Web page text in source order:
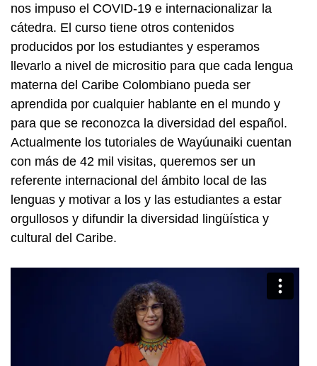
nos impuso el COVID-19 e internacionalizar la
cátedra. El curso tiene otros contenidos
producidos por los estudiantes y esperamos
llevarlo a nivel de micrositio para que cada lengua
materna del Caribe Colombiano pueda ser
aprendida por cualquier hablante en el mundo y
para que se reconozca la diversidad del español.
Actualmente los tutoriales de Wayúunaiki cuentan
con más de 42 mil visitas, queremos ser un
referente internacional del ámbito local de las
lenguas y motivar a los y las estudiantes a estar
orgullosos y difundir la diversidad lingüística y
cultural del Caribe.